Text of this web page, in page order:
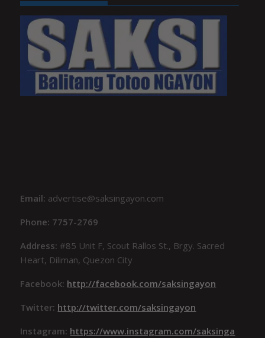
Email: advertise@saksingayon.com
Phone: 7757-2769
Address:#85 Unit F, Scout Rallos St., Brgy. Sacred
Heart, Diliman, Quezon City
Facebook: http://facebook.com/saksingayon
Twitter: http://twitter.com/saksingayon
Instagram: https://www.instagram.com/saksinga